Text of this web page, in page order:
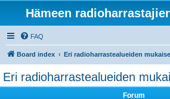
Hämeen
FAQ
Board index Eri radioharrastealueiden
Eri radioharrastealueiden
Forum